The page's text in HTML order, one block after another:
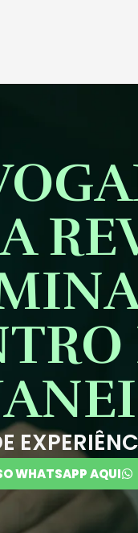
WHATSAPP AQUI